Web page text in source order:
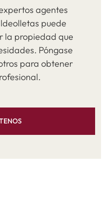
agentes
puede
la propiedad que
Póngase
para obtener